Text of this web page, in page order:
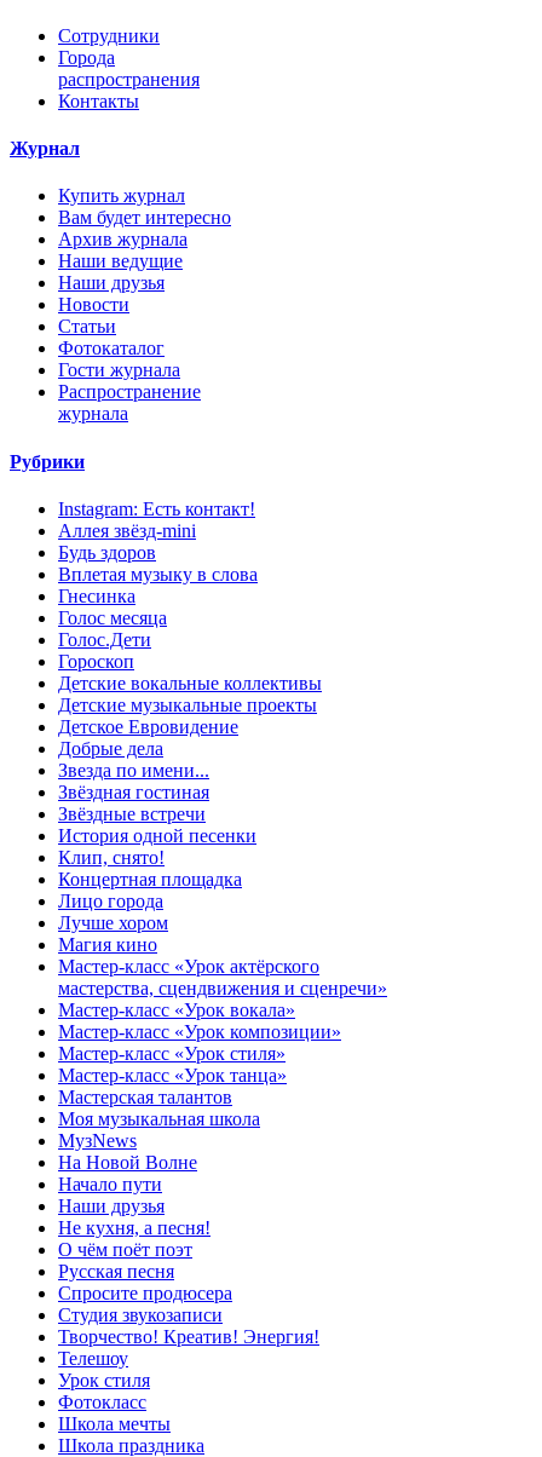
Сотрудники
Города
распространения
Контакты
Журнал
Купить журнал
Вам будет интересно
Архив журнала
Наши ведущие
Наши друзья
Новости
Статьи
Фотокаталог
Гости журнала
Распространение
журнала
Рубрики
Instagram: Есть контакт!
Аллея звёзд-mini
Будь здоров
Вплетая музыку в слова
Гнесинка
Голос месяца
Голос.Дети
Гороскоп
Детские вокальные коллективы
Детские музыкальные проекты
Детское Евровидение
Добрые дела
Звезда по имени...
Звёздная гостиная
Звёздные встречи
История одной песенки
Клип, снято!
Концертная площадка
Лицо города
Лучше хором
Магия кино
Мастер-класс «Урок актёрского
мастерства, сцендвижения и сценречи»
Мастер-класс «Урок вокала»
Мастер-класс «Урок композиции»
Мастер-класс «Урок стиля»
Мастер-класс «Урок танца»
Мастерская талантов
Моя музыкальная школа
МузNews
На Новой Волне
Начало пути
Наши друзья
Не кухня, а песня!
О чём поёт поэт
Русская песня
Спросите продюсера
Студия звукозаписи
Творчество! Креатив! Энергия!
Телешоу
Урок стиля
Фотокласс
Школа мечты
Школа праздника